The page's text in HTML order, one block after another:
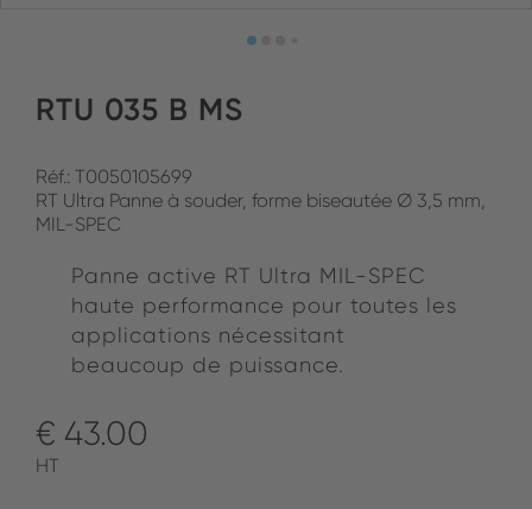
RTU 035 B MS
Réf.: T0050105699
RT Ultra Panne à souder, forme biseautée Ø 3,5 mm,
MIL-SPEC
Panne active RT Ultra MIL-SPEC
haute performance pour toutes les
applications nécessitant
beaucoup de puissance.
€ 43.00
HT